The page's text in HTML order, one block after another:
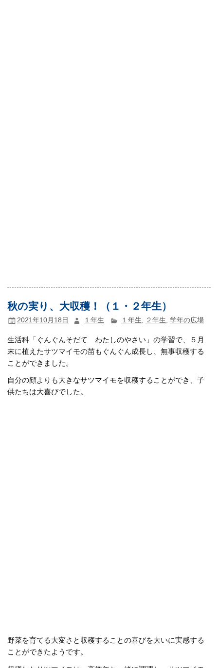
秋の実り、大収穫！（１・２年生）
2021年10月18日 １年生 １年生, ２年生, 学年の広場
生活科「ぐんぐんそだて わたしのやさい」の学習で、５月
末に植えたサツマイモの苗もぐんぐん成長し、無事収穫する
ことができました。
自分の顔よりも大きなサツマイモを収穫することができ、子
供たちは大喜びでした。
野菜を育てる大変さと収穫することの喜びを大いに実感する
ことができたようです。